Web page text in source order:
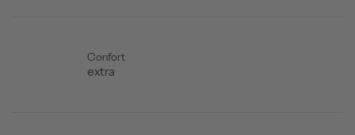
Confort
extra